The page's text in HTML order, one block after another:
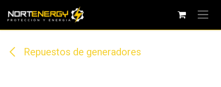
Repuestos de generadores